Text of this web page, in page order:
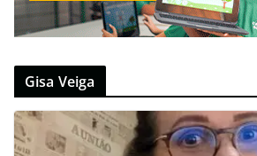
Gisa Veiga